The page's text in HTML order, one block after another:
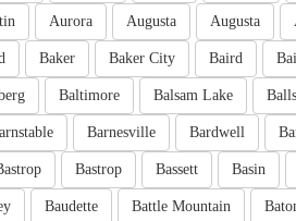
Augusta
Augusta
Aurora
Baird
Baker City
Baker
Balsam Lake
Baltimore
Bardwell
Barnesville
Basin
Bassett
Bastrop
Battle Mountain
Baudette